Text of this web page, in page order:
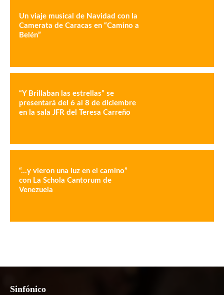
Un viaje musical de Navidad con la
Camerata de Caracas en “Camino a
Belén”
“Y Brillaban las estrellas” se
presentará del 6 al 8 de diciembre
en la sala JFR del Teresa Carreño
“…y vieron una luz en el camino”
con La Schola Cantorum de
Venezuela
Sinfónico